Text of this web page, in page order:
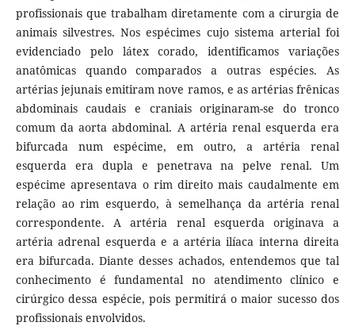
profissionais que trabalham diretamente com a cirurgia de
animais silvestres. Nos espécimes cujo sistema arterial foi
evidenciado pelo látex corado, identificamos variações
anatômicas quando comparados a outras espécies. As
artérias jejunais emitiram nove ramos, e as artérias frênicas
abdominais caudais e craniais originaram-se do tronco
comum da aorta abdominal. A artéria renal esquerda era
bifurcada num espécime, em outro, a artéria renal
esquerda era dupla e penetrava na pelve renal. Um
espécime apresentava o rim direito mais caudalmente em
relação ao rim esquerdo, à semelhança da artéria renal
correspondente. A artéria renal esquerda originava a
artéria adrenal esquerda e a artéria ilíaca interna direita
era bifurcada. Diante desses achados, entendemos que tal
conhecimento é fundamental no atendimento clínico e
cirúrgico dessa espécie, pois permitirá o maior sucesso dos
profissionais envolvidos.